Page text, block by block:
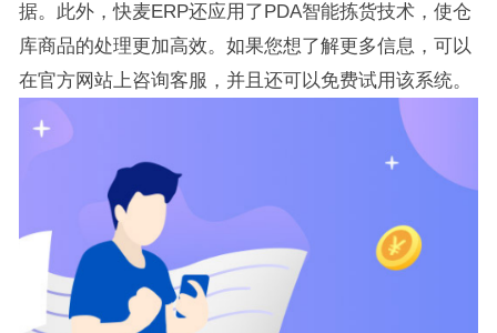
据。此外，快麦ERP还应用了PDA智能拣货技术，使仓
库商品的处理更加高效。如果您想了解更多信息，可以
在官方网站上咨询客服，并且还可以免费试用该系统。